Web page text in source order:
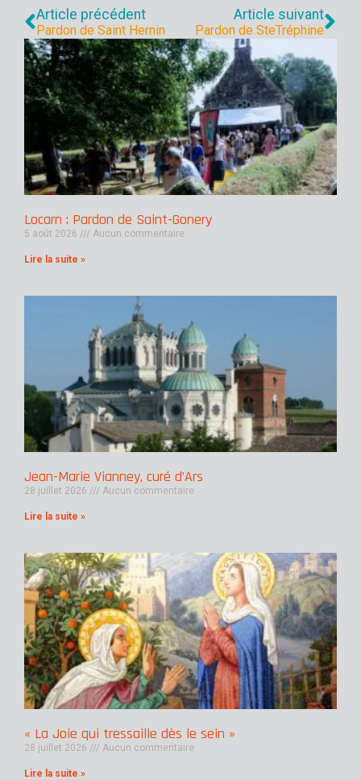
Article précédent
Pardon de Saint Hernin
Article suivant
Pardon de SteTréphine
Locarn : Pardon de Saint-Gonery
5 août 2026 Aucun commentaire
Lire la suite »
Jean-Marie Vianney, curé d’Ars
28 juillet 2026 Aucun commentaire
Lire la suite »
« La Joie qui tressaille dès le sein »
28 juillet 2026 Aucun commentaire
Lire la suite »